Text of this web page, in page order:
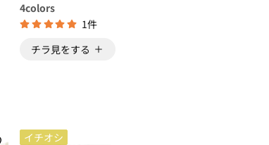
4colors
1件
チラ見をする
イチオシ